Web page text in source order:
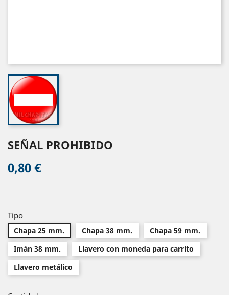
SEÑAL PROHIBIDO
0,80 €
Tipo
Chapa 25 mm. Chapa 38 mm.
Chapa 59 mm.
Imán 38 mm.
Llavero con moneda para carrito
Llavero metálico